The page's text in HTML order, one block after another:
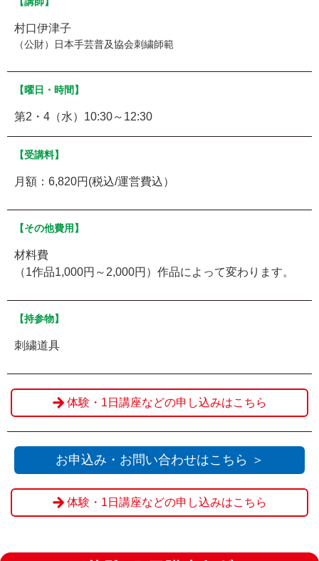
村口伊津子
（公財）日本手芸普及協会刺繍師範
【曜日・時間】
第2・4（水）10:30～12:30
【受講料】
月額：6,820円(税込/運営費込）
【その他費用】
材料費
（1作品1,000円～2,000円）作品によって変わります。
【持参物】
刺繍道具
体験・1日講座などの申し込みはこちら
お申込み・お問い合わせはこちら ＞
体験・1日講座などの申し込みはこちら